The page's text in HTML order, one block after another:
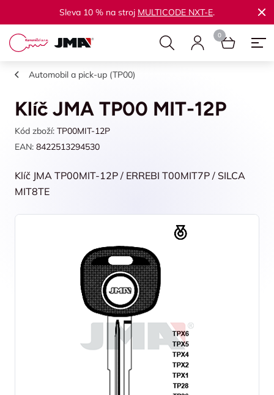
Sleva 10 % na stroj MULTICODE NXT-E.
Automobil a pick-up (TP00)
Klíč JMA TP00 MIT-12P
Kód zboží: TP00MIT-12P
EAN: 8422513294530
Klíč JMA TP00MIT-12P / ERREBI T00MIT7P / SILCA
MIT8TE